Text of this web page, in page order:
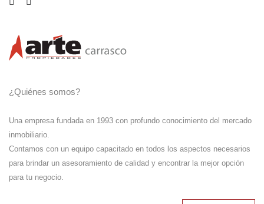
¿Quiénes somos?
Una empresa fundada en 1993 con profundo conocimiento del mercado
inmobiliario.
Contamos con un equipo capacitado en todos los aspectos necesarios
para brindar un asesoramiento de calidad y encontrar la mejor opción
para tu negocio.